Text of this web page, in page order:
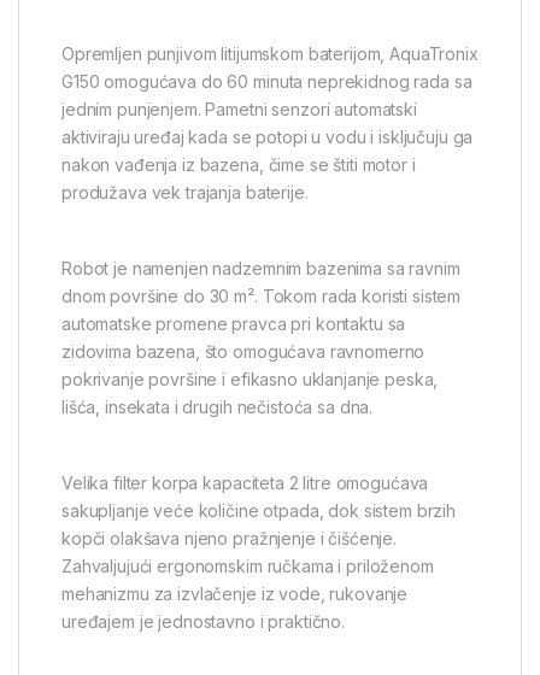
Opremljen punjivom litijumskom baterijom, AquaTronix
G150 omogućava do 60 minuta neprekidnog rada sa
jednim punjenjem. Pametni senzori automatski
aktiviraju uređaj kada se potopi u vodu i isključuju ga
nakon vađenja iz bazena, čime se štiti motor i
produžava vek trajanja baterije.
Robot je namenjen nadzemnim bazenima sa ravnim
dnom površine do 30 m². Tokom rada koristi sistem
automatske promene pravca pri kontaktu sa
zidovima bazena, što omogućava ravnomerno
pokrivanje površine i efikasno uklanjanje peska,
lišća, insekata i drugih nečistoća sa dna.
Velika filter korpa kapaciteta 2 litre omogućava
sakupljanje veće količine otpada, dok sistem brzih
kopči olakšava njeno pražnjenje i čišćenje.
Zahvaljujući ergonomskim ručkama i priloženom
mehanizmu za izvlačenje iz vode, rukovanje
uređajem je jednostavno i praktično.